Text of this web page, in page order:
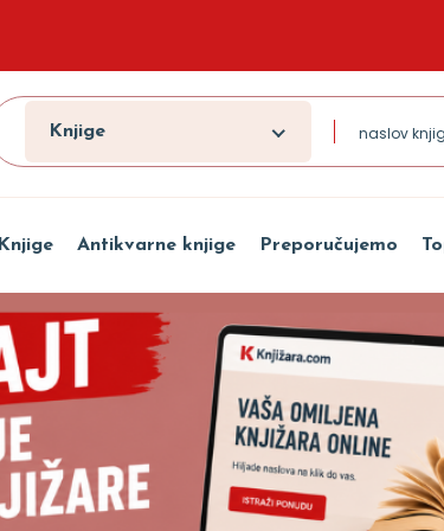
Knjige
Knjige Antikvarne knjige Preporučujemo